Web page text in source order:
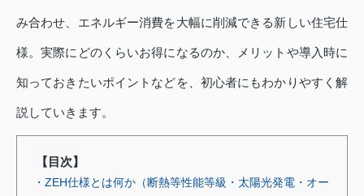
み合わせ、エネルギー消費を大幅に削減できる新しい住宅仕
様。実際にどのくらいお得になるのか、メリットや導入時に
知っておきたいポイントなどを、初心者にもわかりやすく解
説していきます。
【目次】
・ZEH仕様とは何か（断熱等性能等級・太陽光発電・オー